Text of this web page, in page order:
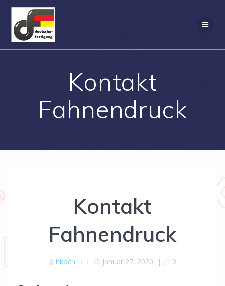
Kontakt
Fahnendruck
Kontakt
Fahnendruck
hkoch Januar 27, 2020 | 0